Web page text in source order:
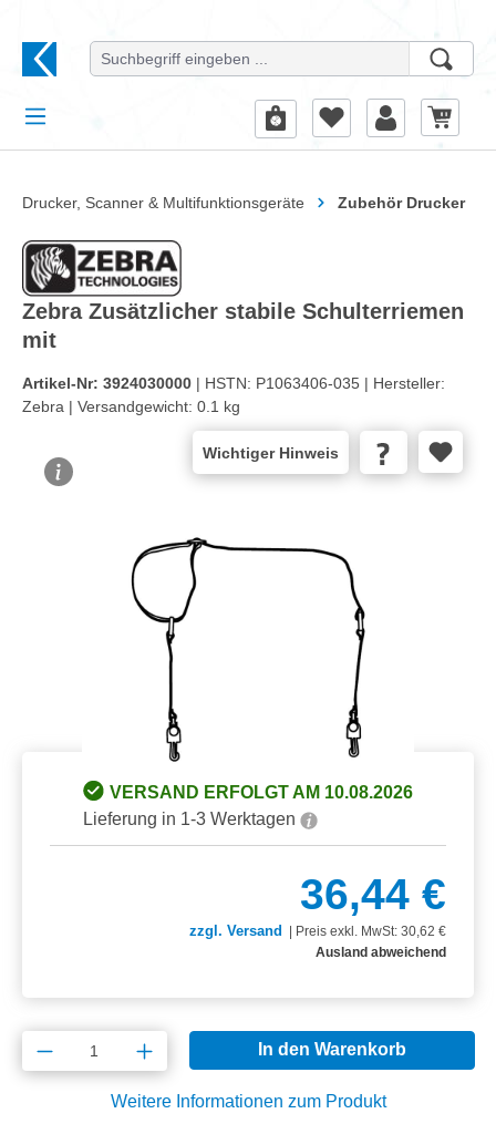
Drucker, Scanner & Multifunktionsgeräte Zubehör Drucker
Zebra Zusätzlicher stabile Schulterriemen
mit
Artikel-Nr: 3924030000 | HSTN: P1063406-035 | Hersteller:
Zebra | Versandgewicht: 0.1 kg
Wichtiger Hinweis
VERSAND ERFOLGT AM 10.08.2026
Lieferung in 1-3 Werktagen
36,44 €
zzgl. Versand
Preis exkl. MwSt: 30,62 €
Ausland abweichend
Produkt Anzahl: Gib den gewünschten
In den Warenkorb
Weitere Informationen zum Produkt